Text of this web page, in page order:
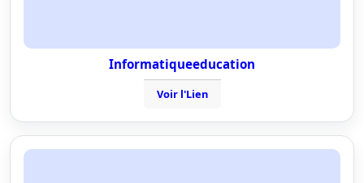
Informatiqueeducation
Voir l'Lien